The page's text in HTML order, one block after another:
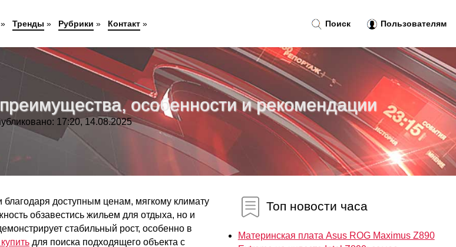
особенности и рекомендации
17:20, 14.08.2025
доступным ценам, мягкому климату
обзавестись жильем для отдыха, но и
стабильный рост, особенно в
для поиска подходящего объекта с
Топ новости часа
Материнская плата Asus ROG Maximus Z890
Поиск Пользователям
» Тренды » Рубрики » Контакт»